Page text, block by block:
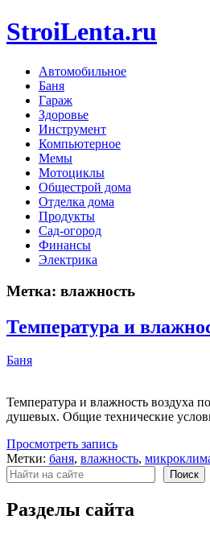
StroiLenta.ru
Автомобильное
Баня
Гараж
Здоровье
Инструмент
Компьютерное
Мемы
Мотоциклы
Общестрой дома
Отделка дома
Продукты
Сад-огород
Финансы
Электрика
Метка: влажность
Температура и
Баня
Температура и влажность воздуха
душевых. Общие технические
Просмотреть запись
Метки: баня, влажность,
Поиск
Поиск
Разделы сайта